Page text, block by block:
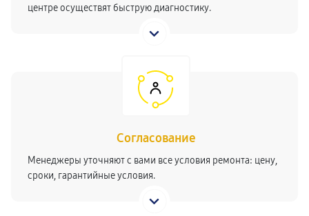
центре осуществят быструю диагностику.
Согласование
Менеджеры уточняют с вами все условия ремонта: цену,
сроки, гарантийные условия.